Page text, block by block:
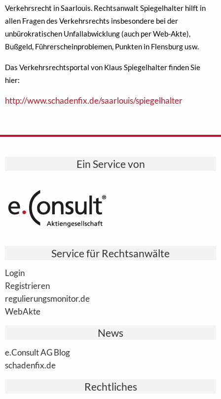
Verkehrsrecht in Saarlouis. Rechtsanwalt Spiegelhalter hilft in
allen Fragen des Verkehrsrechts insbesondere bei der
unbürokratischen Unfallabwicklung (auch per Web-Akte),
Bußgeld, Führerscheinproblemen, Punkten in Flensburg usw.
Das Verkehrsrechtsportal von Klaus Spiegelhalter finden Sie
hier:
http://www.schadenfix.de/saarlouis/spiegelhalter
Ein Service von
Service für Rechtsanwälte
Login
Registrieren
regulierungsmonitor.de
WebAkte
News
e.Consult AG Blog
schadenfix.de
Rechtliches